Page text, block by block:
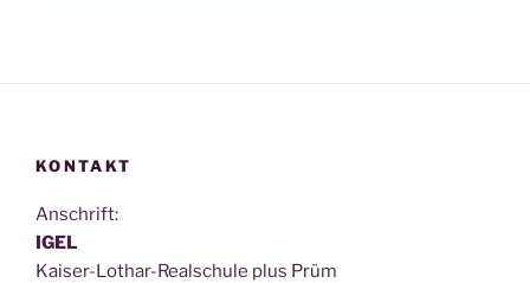
KONTAKT
Anschrift:
IGEL
Kai­ser-Lothar-Real­schu­le plus Prüm